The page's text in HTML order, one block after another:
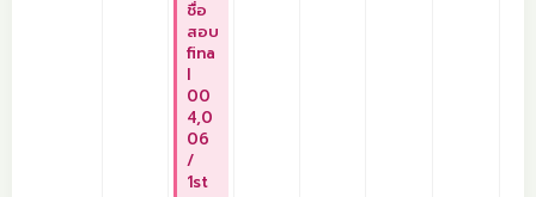
ชื่อ
สอบ
fina
l
00
4,0
06
/
1st